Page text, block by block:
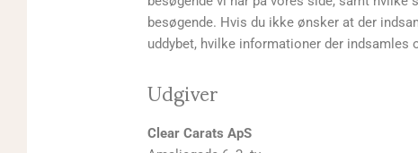
besøgende. Hvis du ikke ønsker at der
uddybet, hvilke informationer der indsamles
Udgiver
Clear Carats ApS